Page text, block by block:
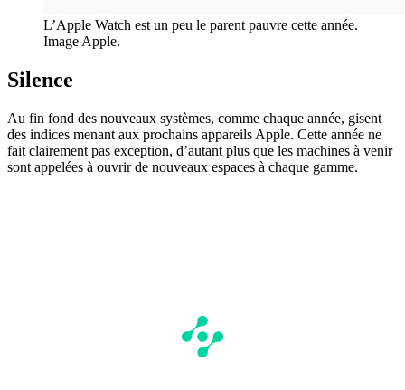
L’Apple Watch est un peu le parent pauvre cette année.
Image Apple.
Silence
Au fin fond des nouveaux systèmes, comme chaque année, gisent
des indices menant aux prochains appareils Apple. Cette année ne
fait clairement pas exception, d’autant plus que les machines à venir
sont appelées à ouvrir de nouveaux espaces à chaque gamme.